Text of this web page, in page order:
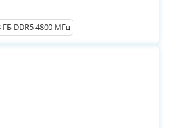
ГБ DDR5 4800 МГц